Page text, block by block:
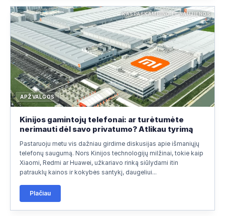
KASPASKAMBINO.LT NAUJIENOS
APŽVALGOS
Kinijos gamintojų telefonai: ar turėtumėte
nerimauti dėl savo privatumo? Atlikau tyrimą
Pastaruoju metu vis dažniau girdime diskusijas apie išmaniųjų
telefonų saugumą. Nors Kinijos technologijų milžinai, tokie kaip
Xiaomi, Redmi ar Huawei, užkariavo rinką siūlydami itin
patrauklų kainos ir kokybės santykį, daugeliui...
Plačiau